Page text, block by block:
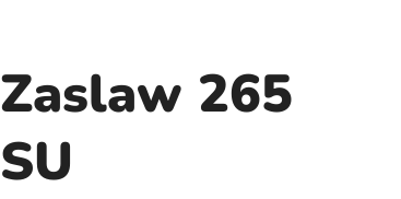
Zaslaw 265
SU